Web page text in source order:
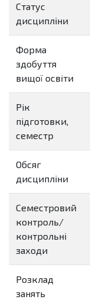
Статус
дисципліни
Форма
здобуття
вищої освіти
Рік
підготовки,
семестр
Обсяг
дисципліни
Семестровий
контроль/
контрольні
заходи
Розклад
занять